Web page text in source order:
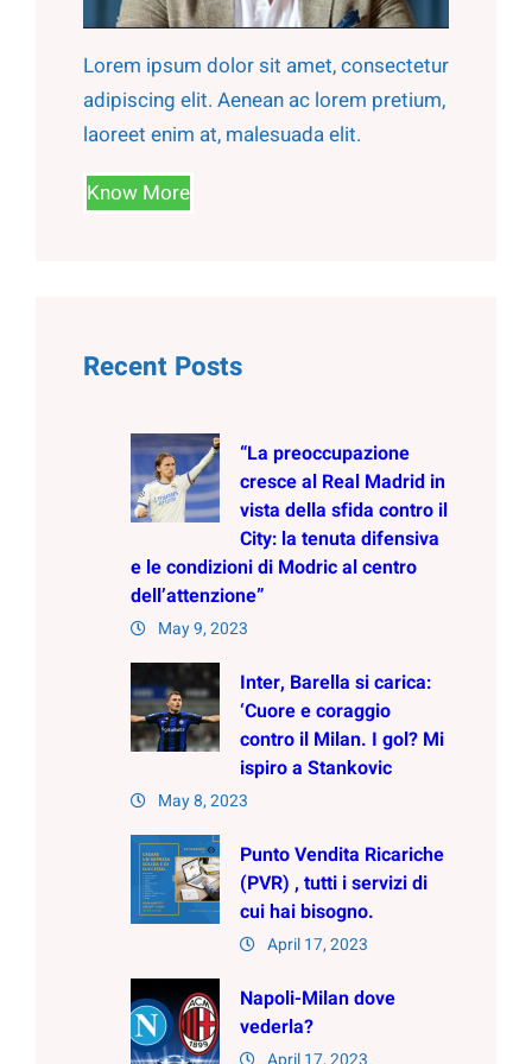
Lorem ipsum dolor sit amet, consectetur
adipiscing elit. Aenean ac lorem pretium,
laoreet enim at, malesuada elit.
Know More
Recent Posts
“La preoccupazione
cresce al Real Madrid in
vista della sfida contro il
City: la tenuta difensiva
e le condizioni di Modric al centro
dell’attenzione”
May 9, 2023
Inter, Barella si carica:
‘Cuore e coraggio
contro il Milan. I gol? Mi
ispiro a Stankovic
May 8, 2023
Punto Vendita Ricariche
(PVR) , tutti i servizi di
cui hai bisogno.
April 17, 2023
Napoli-Milan dove
vederla?